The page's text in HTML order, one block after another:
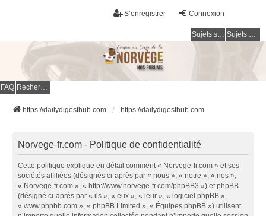
Connexion
S’enregistrer
Sujets sans réponse Sujets actifs
FAQ Rechercher
https://dailydigesthub.com https://dailydigesthub.com
Norvege-fr.com - Politique de confidentialité
Cette politique explique en détail comment « Norvege-fr.com » et ses
sociétés affiliées (désignés ci-après par « nous », « notre », « nos »,
« Norvege-fr.com », « http://www.norvege-fr.com/phpBB3 ») et phpBB
(désigné ci-après par « ils », « eux », « leur », « logiciel phpBB »,
« www.phpbb.com », « phpBB Limited », « Équipes phpBB ») utilisent